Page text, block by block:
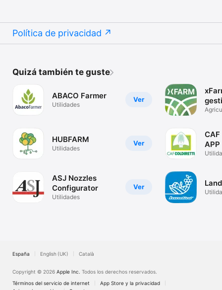
Política de privacidad
Quizá también te guste
Ver
ABACO Farmer
Utilidades
Ver
HUBFARM
Utilidades
Ver
ASJ Nozzles
Configurator
Utilidades
CAF
APP
España English (UK) Català
Copyright © 2026 Apple Inc. Todos los derechos reservados.
Términos del servicio de internet
App Store y la privacidad